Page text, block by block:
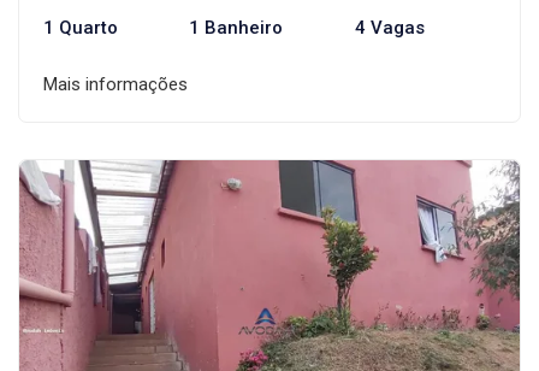
1 Quarto 1 Banheiro 4 Vagas
Mais informações